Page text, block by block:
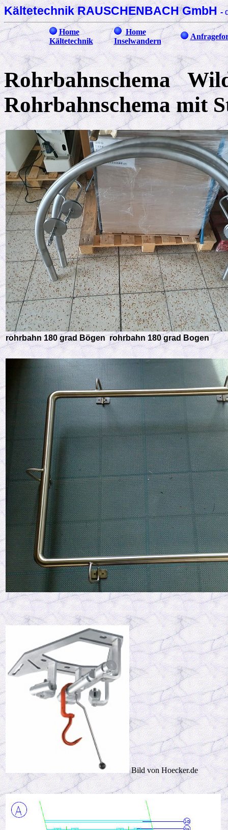
Kältetechnik RAUSCHENBACH GmbH-
Home
Kältetechnik
Home
Inselwandern
Rohrbahnschema
Rohrbahnschema mit
rohrbahn 180 grad Bögen rohrbahn 180 grad Bogen
Bild von Hoecker.de